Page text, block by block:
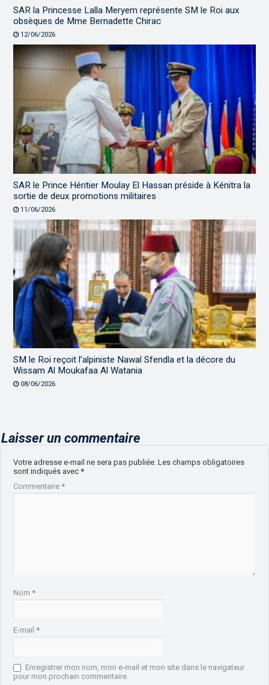
SAR la Princesse Lalla Meryem représente SM le Roi aux
obsèques de Mme Bernadette Chirac
12/06/2026
SAR le Prince Héritier Moulay El Hassan préside à Kénitra la
sortie de deux promotions militaires
11/06/2026
SM le Roi reçoit l’alpiniste Nawal Sfendla et la décore du
Wissam Al Moukafaa Al Watania
08/06/2026
Laisser un commentaire
Votre adresse e-mail ne sera pas publiée. Les champs obligatoires
sont indiqués avec*
Commentaire*
Nom*
E-mail*
Enregistrer mon nom, mon e-mail et mon site dans le navigateur
pour mon prochain commentaire.